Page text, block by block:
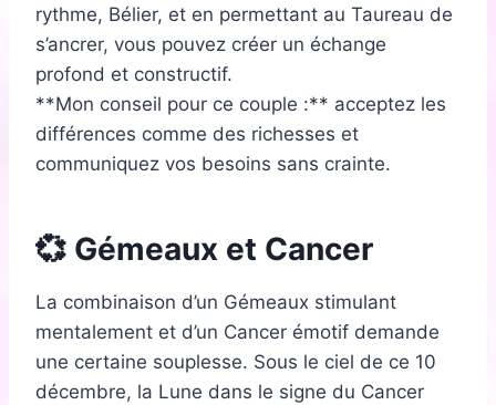
rythme, Bélier, et en permettant au Taureau de
s’ancrer, vous pouvez créer un échange
profond et constructif.
**Mon conseil pour ce couple :** acceptez les
différences comme des richesses et
communiquez vos besoins sans crainte.
💞 Gémeaux et Cancer
La combinaison d’un Gémeaux stimulant
mentalement et d’un Cancer émotif demande
une certaine souplesse. Sous le ciel de ce 10
décembre, la Lune dans le signe du Cancer